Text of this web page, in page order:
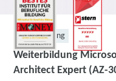
Weiterbildung
Weiterbildung
Architect Expert (AZ-